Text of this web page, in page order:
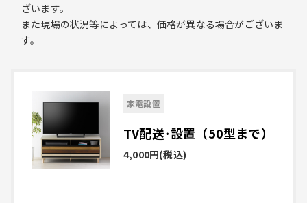
ざいます。
また現場の状況等によっては、価格が異なる場合がございま
す。
家電設置
TV配送･設置（50型まで）
4,000円(税込)